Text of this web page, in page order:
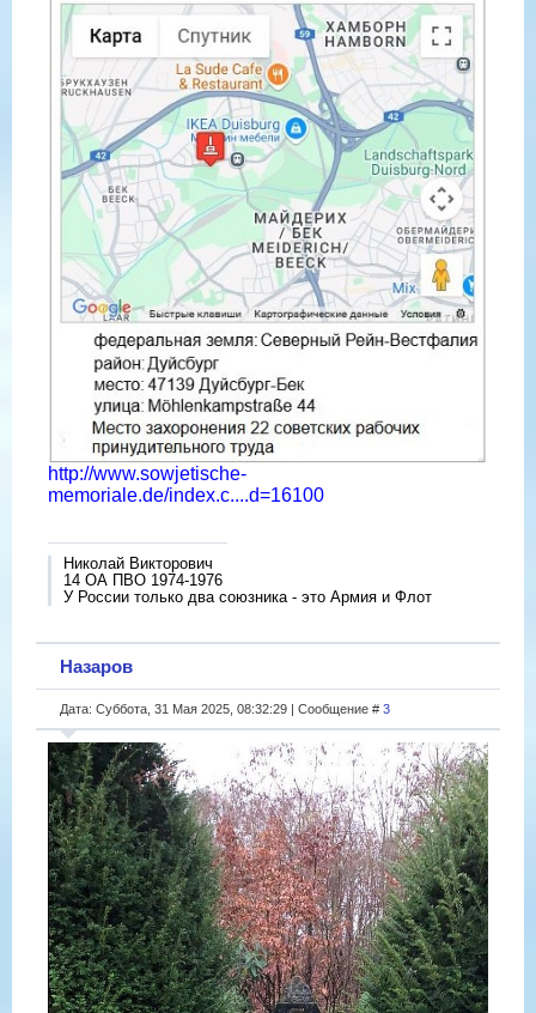
http://www.sowjetische-
memoriale.de/index.c....d=16100
Николай Викторович
14 ОА ПВО 1974-1976
У России только два союзника - это Армия и Флот
Назаров
Дата: Суббота, 31 Мая 2025, 08:32:29 | Сообщение # 3